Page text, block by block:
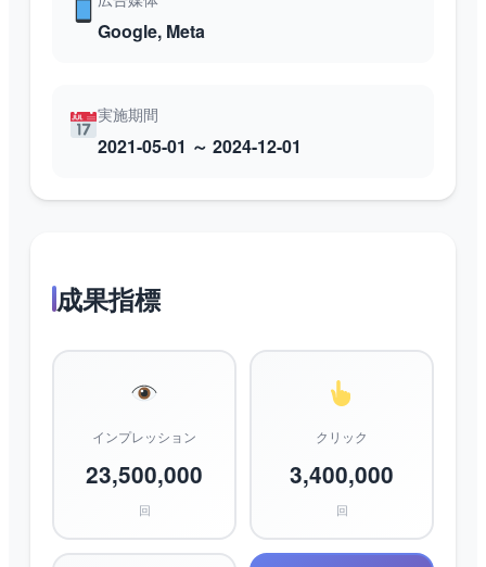
Google, Meta
実施期間
2021-05-01 ～ 2024-12-01
成果指標
インプレッション
23,500,000
回
クリック
3,400,000
回